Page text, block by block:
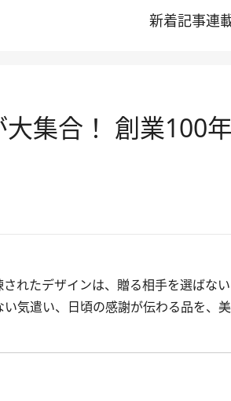
新着記事連
集合！ 創業100
れたデザインは、贈る相手を選ばない
気遣い、日頃の感謝が伝わる品を、